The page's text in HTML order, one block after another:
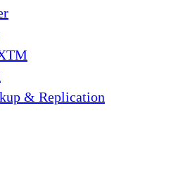
& Replication